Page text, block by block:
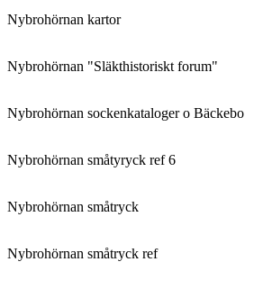
Nybrohörnan kartor
Nybrohörnan "Släkthistoriskt forum"
Nybrohörnan sockenkataloger o Bäckebo
Nybrohörnan småtyryck ref 6
Nybrohörnan småtryck
Nybrohörnan småtryck ref